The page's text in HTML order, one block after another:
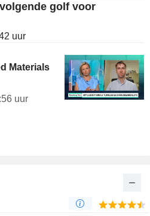
golf voor
uur
Materials
uur